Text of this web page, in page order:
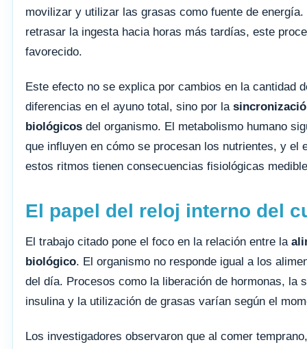
movilizar y utilizar las grasas como fuente de energía.
retrasar la ingesta hacia horas más tardías, este
favorecido.
Este efecto no se explica por cambios en la cantidad
diferencias en el ayuno total, sino por la
biológicos del organismo. El metabolismo humano
que influyen en cómo se procesan los nutrientes, y el
estos ritmos tienen consecuencias fisiológicas
El papel del reloj interno del
El trabajo citado pone el foco en la relación entre la
biológico. El organismo no responde igual a los
del día. Procesos como la liberación de hormonas, la
insulina y la utilización de grasas varían según el
Los investigadores observaron que al comer